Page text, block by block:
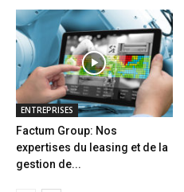
ENTREPRISES
Factum Group: Nos
expertises du leasing et de la
gestion de...